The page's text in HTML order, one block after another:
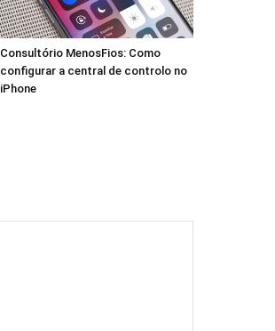
Consultório MenosFios: Como
configurar a central de controlo no
iPhone